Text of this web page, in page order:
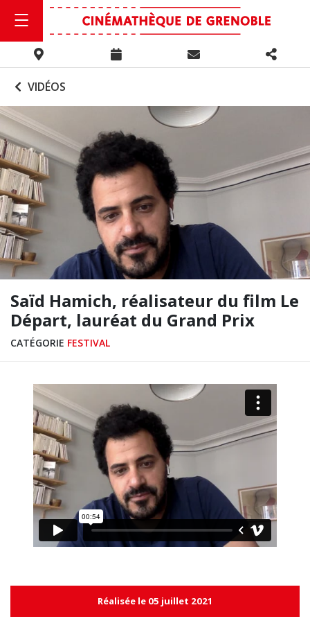
VIDÉOS
Saïd Hamich, réalisateur du film Le
Départ, lauréat du Grand Prix
CATÉGORIE FESTIVAL
Réalisée le 05 juillet 2021